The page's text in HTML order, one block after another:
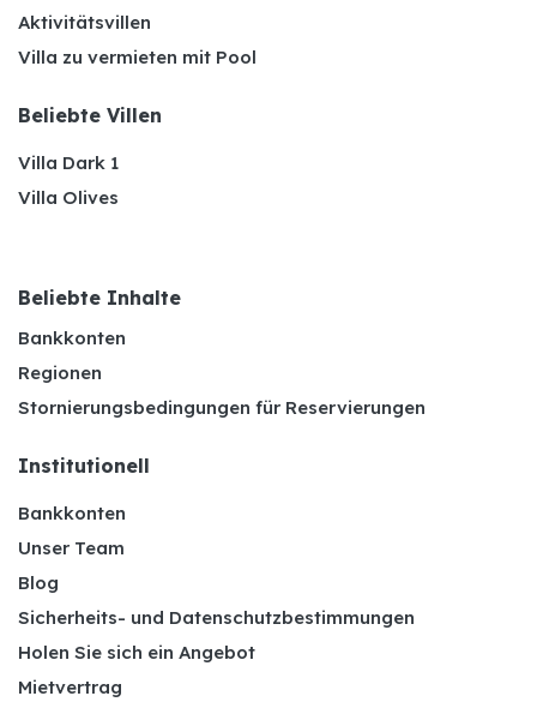
Aktivitätsvillen
Villa zu vermieten mit Pool
Beliebte Villen
Villa Dark 1
Villa Olives
Beliebte Inhalte
Bankkonten
Regionen
Stornierungsbedingungen für Reservierungen
Institutionell
Bankkonten
Unser Team
Blog
Sicherheits- und Datenschutzbestimmungen
Holen Sie sich ein Angebot
Mietvertrag